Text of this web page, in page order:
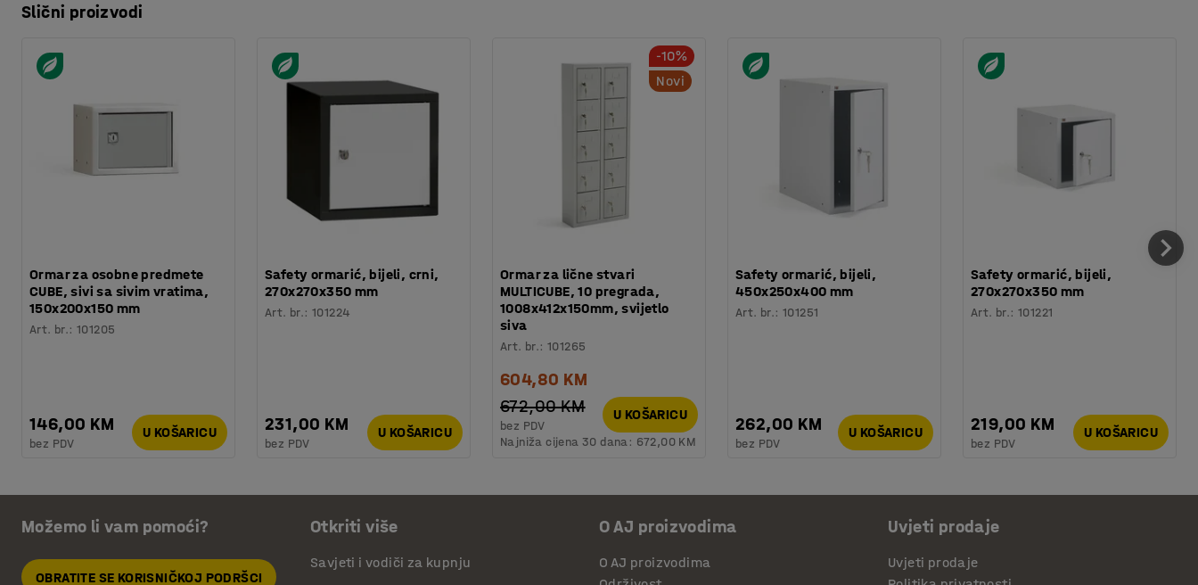
Slični proizvodi
Ormar za osobne predmete
CUBE, sivi sa sivim vratima,
150x200x150 mm
Art. br.:101205
146,00 KM
bez PDV
U KOŠARICU
Safety ormarić, bijeli, crni,
270x270x350 mm
Art. br.:101224
231,00 KM
bez PDV
U KOŠARICU
-10%
Novi
Ormar za lične stvari
MULTICUBE, 10 pregrada,
1008x412x150mm, svijetlo
siva
Art. br.:101265
604,80 KM
672,00 KM
bez PDV
U KOŠARICU
Najniža cijena 30 dana: 672,00 KM
Safety ormarić, bijeli,
450x250x400 mm
Art. br.:101251
262,00 KM
bez PDV
U KOŠARICU
Safety ormarić, bijeli,
270x270x350 mm
Art. br.:101221
219,00 KM
bez PDV
U KOŠARICU
Možemo li vam pomoći?
OBRATITE SE KORISNIČKOJ PODRŠCI
Otkriti više
Savjeti i vodiči za kupnju
O AJ proizvodima
O AJ proizvodima
Uvjeti prodaje
Uvjeti prodaje